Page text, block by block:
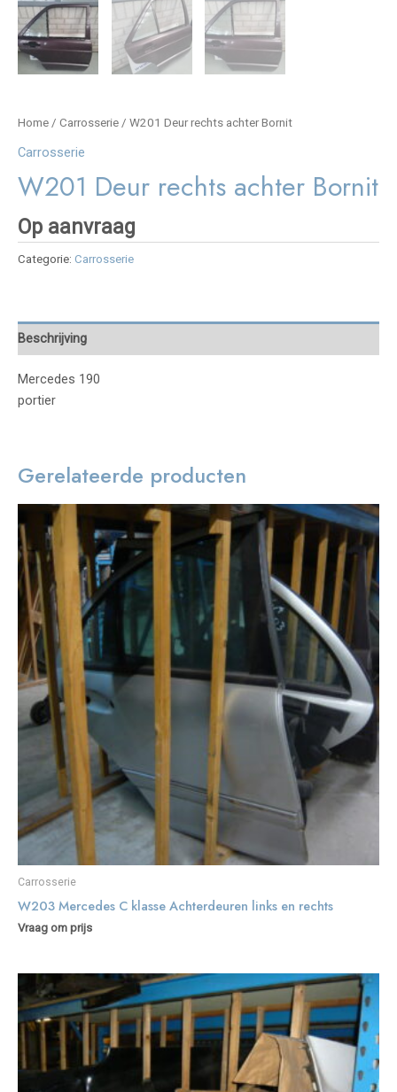
Home / Carrosserie / W201 Deur rechts achter Bornit
Carrosserie
W201 Deur rechts achter Bornit
Op aanvraag
Categorie: Carrosserie
Beschrijving
Mercedes 190
portier
Gerelateerde producten
Carrosserie
W203 Mercedes C klasse Achterdeuren links en rechts
Vraag om prijs